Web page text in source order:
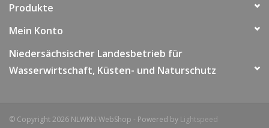
Produkte
Mein Konto
Niedersächsischer Landesbetrieb für
Wasserwirtschaft, Küsten- und Naturschutz
© Copyright 2026 NLWKN-WebShop - Powered by Lightspeed